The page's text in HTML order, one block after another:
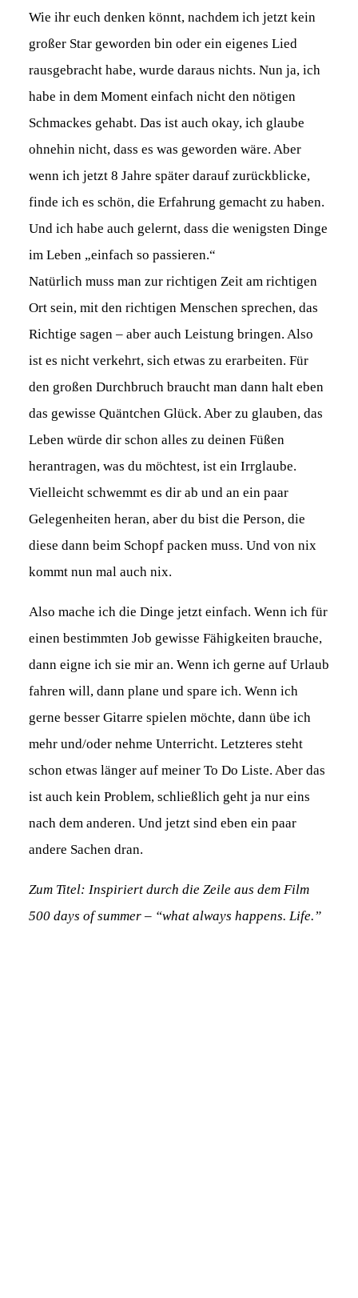
Wie ihr euch denken könnt, nachdem ich jetzt kein
großer Star geworden bin oder ein eigenes Lied
rausgebracht habe, wurde daraus nichts. Nun ja, ich
habe in dem Moment einfach nicht den nötigen
Schmackes gehabt. Das ist auch okay, ich glaube
ohnehin nicht, dass es was geworden wäre. Aber
wenn ich jetzt 8 Jahre später darauf zurückblicke,
finde ich es schön, die Erfahrung gemacht zu haben.
Und ich habe auch gelernt, dass die wenigsten Dinge
im Leben „einfach so passieren.“
Natürlich muss man zur richtigen Zeit am richtigen
Ort sein, mit den richtigen Menschen sprechen, das
Richtige sagen – aber auch Leistung bringen. Also
ist es nicht verkehrt, sich etwas zu erarbeiten. Für
den großen Durchbruch braucht man dann halt eben
das gewisse Quäntchen Glück. Aber zu glauben, das
Leben würde dir schon alles zu deinen Füßen
herantragen, was du möchtest, ist ein Irrglaube.
Vielleicht schwemmt es dir ab und an ein paar
Gelegenheiten heran, aber du bist die Person, die
diese dann beim Schopf packen muss. Und von nix
kommt nun mal auch nix.
Also mache ich die Dinge jetzt einfach. Wenn ich für
einen bestimmten Job gewisse Fähigkeiten brauche,
dann eigne ich sie mir an. Wenn ich gerne auf Urlaub
fahren will, dann plane und spare ich. Wenn ich
gerne besser Gitarre spielen möchte, dann übe ich
mehr und/oder nehme Unterricht. Letzteres steht
schon etwas länger auf meiner To Do Liste. Aber das
ist auch kein Problem, schließlich geht ja nur eins
nach dem anderen. Und jetzt sind eben ein paar
andere Sachen dran.
Zum Titel: Inspiriert durch die Zeile aus dem Film
500 days of summer – “what always happens. Life.”